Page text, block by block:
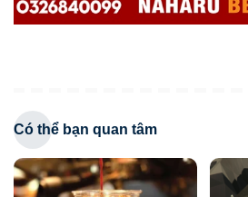
Có thể bạn quan tâm